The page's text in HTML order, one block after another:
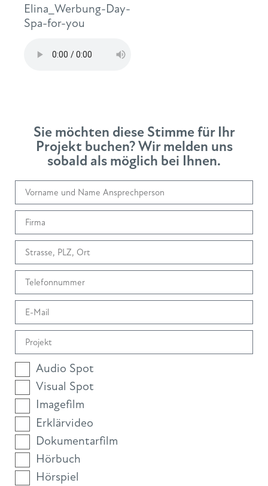
Elina_Werbung-Day-
Spa-for-you
Sie möchten diese Stimme für Ihr
Projekt buchen? Wir melden uns
sobald als möglich bei Ihnen.
Audio Spot
Visual Spot
Imagefilm
Erklärvideo
Dokumentarfilm
Hörbuch
Hörspiel